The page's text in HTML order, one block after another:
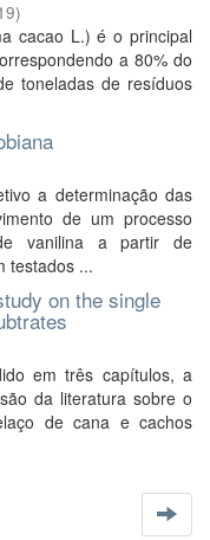
)
cacao L.) é o principal
a 80% do
toneladas de resíduos
a determinação das
de um processo
vanilina a partir de
testados ...
on the single
em três capítulos, a
da literatura sobre o
de cana e cachos